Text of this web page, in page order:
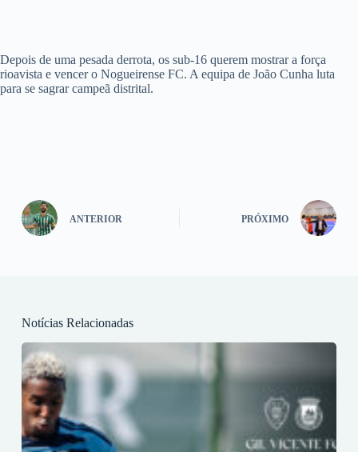
Depois de uma pesada derrota, os sub-16 querem mostrar a força
rioavista e vencer o Nogueirense FC. A equipa de João Cunha luta
para se sagrar campeã distrital.
ANTERIOR PRÓXIMO
Notícias Relacionadas